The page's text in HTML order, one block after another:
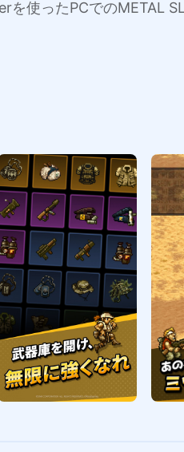
使ったPCでのMETAL